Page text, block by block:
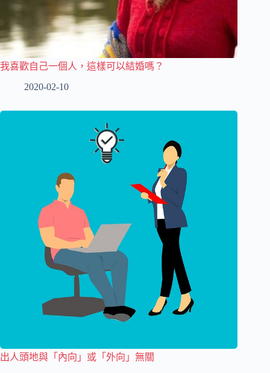
我喜歡自己一個人，這樣可以結婚嗎？
2020-02-10
出人頭地與「內向」或「外向」無關